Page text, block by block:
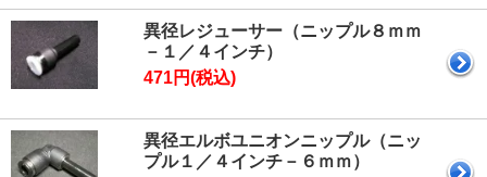
異径レジューサー（ニップル８ｍｍ
－１／４インチ）
471円(税込)
異径エルボユニオンニップル（ニッ
プル１／４インチ－６ｍｍ）